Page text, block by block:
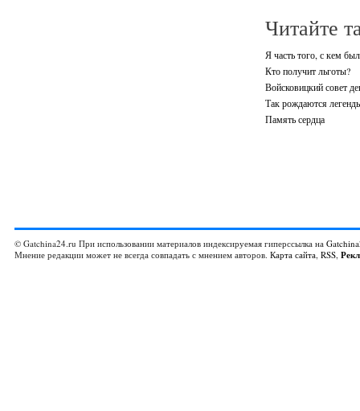
Читайте
Я часть того, с кем
Кто получит льготы?
Войсковицкий совет
Так рождаются
Память сердца
© Gatchina24.ru При использовании материалов индексируемая гиперссылка на
Мнение редакции может не всегда совпадать с мнением авторов. Карта сайта, RSS,